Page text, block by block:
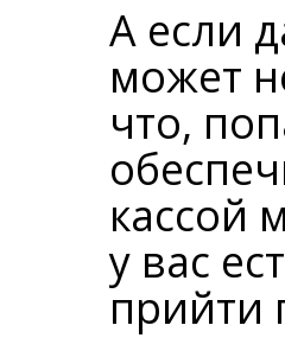
А если
может
что,
кассой
у вас
прийти